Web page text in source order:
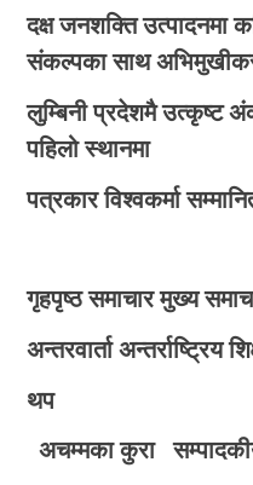
दक्ष जनशक्ति उत्पादनमा
संकल्पका साथ
लुम्बिनी प्रदेशमै उत्कृष्ट
पहिलो स्थानमा
पत्रकार विश्वकर्मा
गृहपृष्ठ समाचार मुख्य
अन्तरवार्ता अन्तर्राष्ट्रिय
थप
अचम्मका कुरा